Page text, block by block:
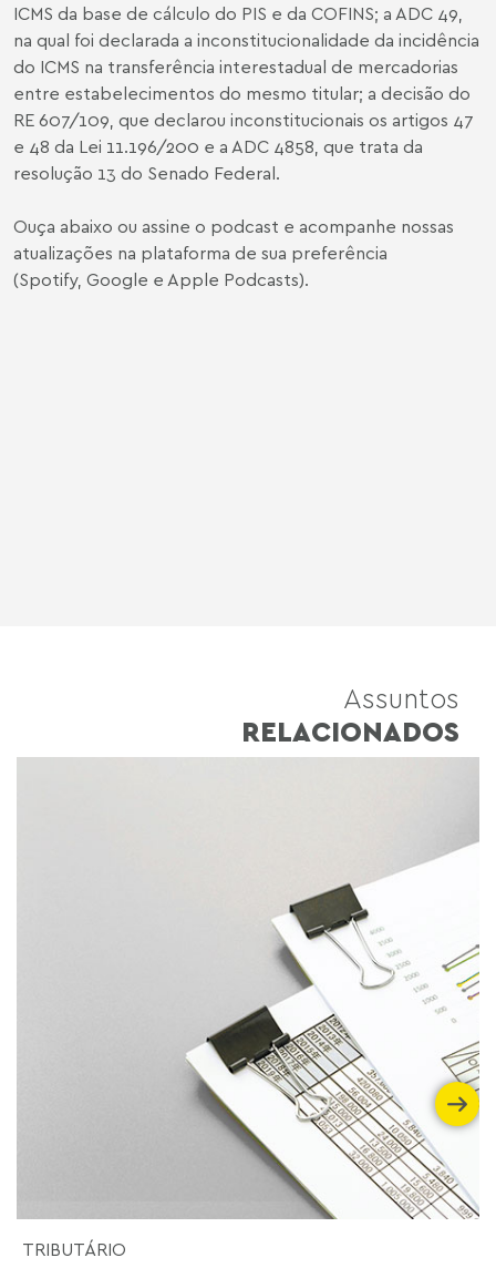
ICMS da base de cálculo do PIS e da COFINS; a ADC 49,
na qual foi declarada a inconstitucionalidade da incidência
do ICMS na transferência interestadual de mercadorias
entre estabelecimentos do mesmo titular; a decisão do
RE 607/109, que declarou inconstitucionais os artigos 47
e 48 da Lei 11.196/200 e a ADC 4858, que trata da
resolução 13 do Senado Federal.
Ouça abaixo ou assine o podcast e acompanhe nossas
atualizações na plataforma de sua preferência
(Spotify, Google e Apple Podcasts).
Assuntos
RELACIONADOS
TRIBUTÁRIO